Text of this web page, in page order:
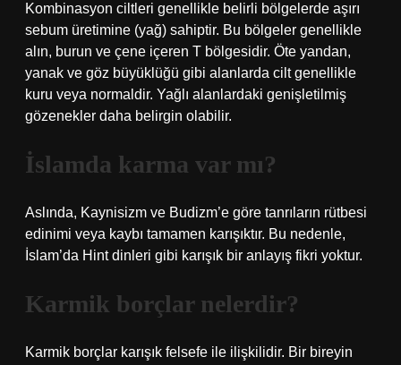
Kombinasyon ciltleri genellikle belirli bölgelerde aşırı
sebum üretimine (yağ) sahiptir. Bu bölgeler genellikle
alın, burun ve çene içeren T bölgesidir. Öte yandan,
yanak ve göz büyüklüğü gibi alanlarda cilt genellikle
kuru veya normaldir. Yağlı alanlardaki genişletilmiş
gözenekler daha belirgin olabilir.
İslamda karma var mı?
Aslında, Kaynisizm ve Budizm’e göre tanrıların rütbesi
edinimi veya kaybı tamamen karışıktır. Bu nedenle,
İslam’da Hint dinleri gibi karışık bir anlayış fikri yoktur.
Karmik borçlar nelerdir?
Karmik borçlar karışık felsefe ile ilişkilidir. Bir bireyin